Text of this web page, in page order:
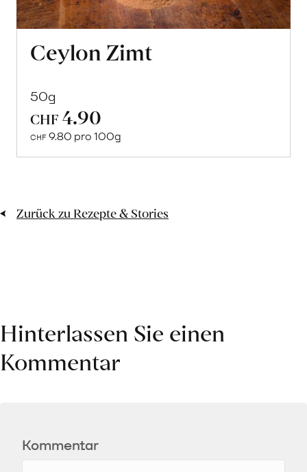
Ceylon Zimt
50g
CHF 4.90
CHF 9.80 pro 100g
Vegetarisches
Zurück zu Rezepte & Stories
Hinterlassen Sie einen
Kommentar
Kommentar